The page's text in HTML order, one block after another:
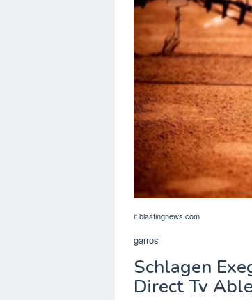
it.blastingnews.com
garros
Schlagen
Direct Tv